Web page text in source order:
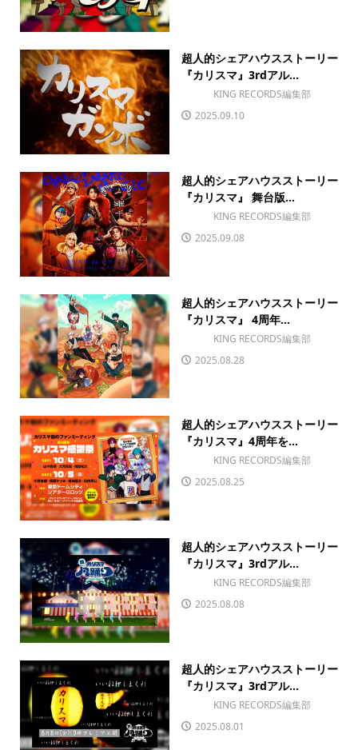
超人的シェアハウスストーリー
『カリスマ』3rdアル...
KING RECORDS編集部
2025.09.10
超人的シェアハウスストーリー
『カリスマ』 舞台版...
KING RECORDS編集部
2025.09.08
超人的シェアハウスストーリー
『カリスマ』 4周年...
KING RECORDS編集部
2025.08.28
超人的シェアハウスストーリー
『カリスマ』4周年を...
KING RECORDS編集部
2025.08.25
超人的シェアハウスストーリー
『カリスマ』3rdアル...
KING RECORDS編集部
2025.08.08
超人的シェアハウスストーリー
『カリスマ』3rdアル...
KING RECORDS編集部
2025.08.01